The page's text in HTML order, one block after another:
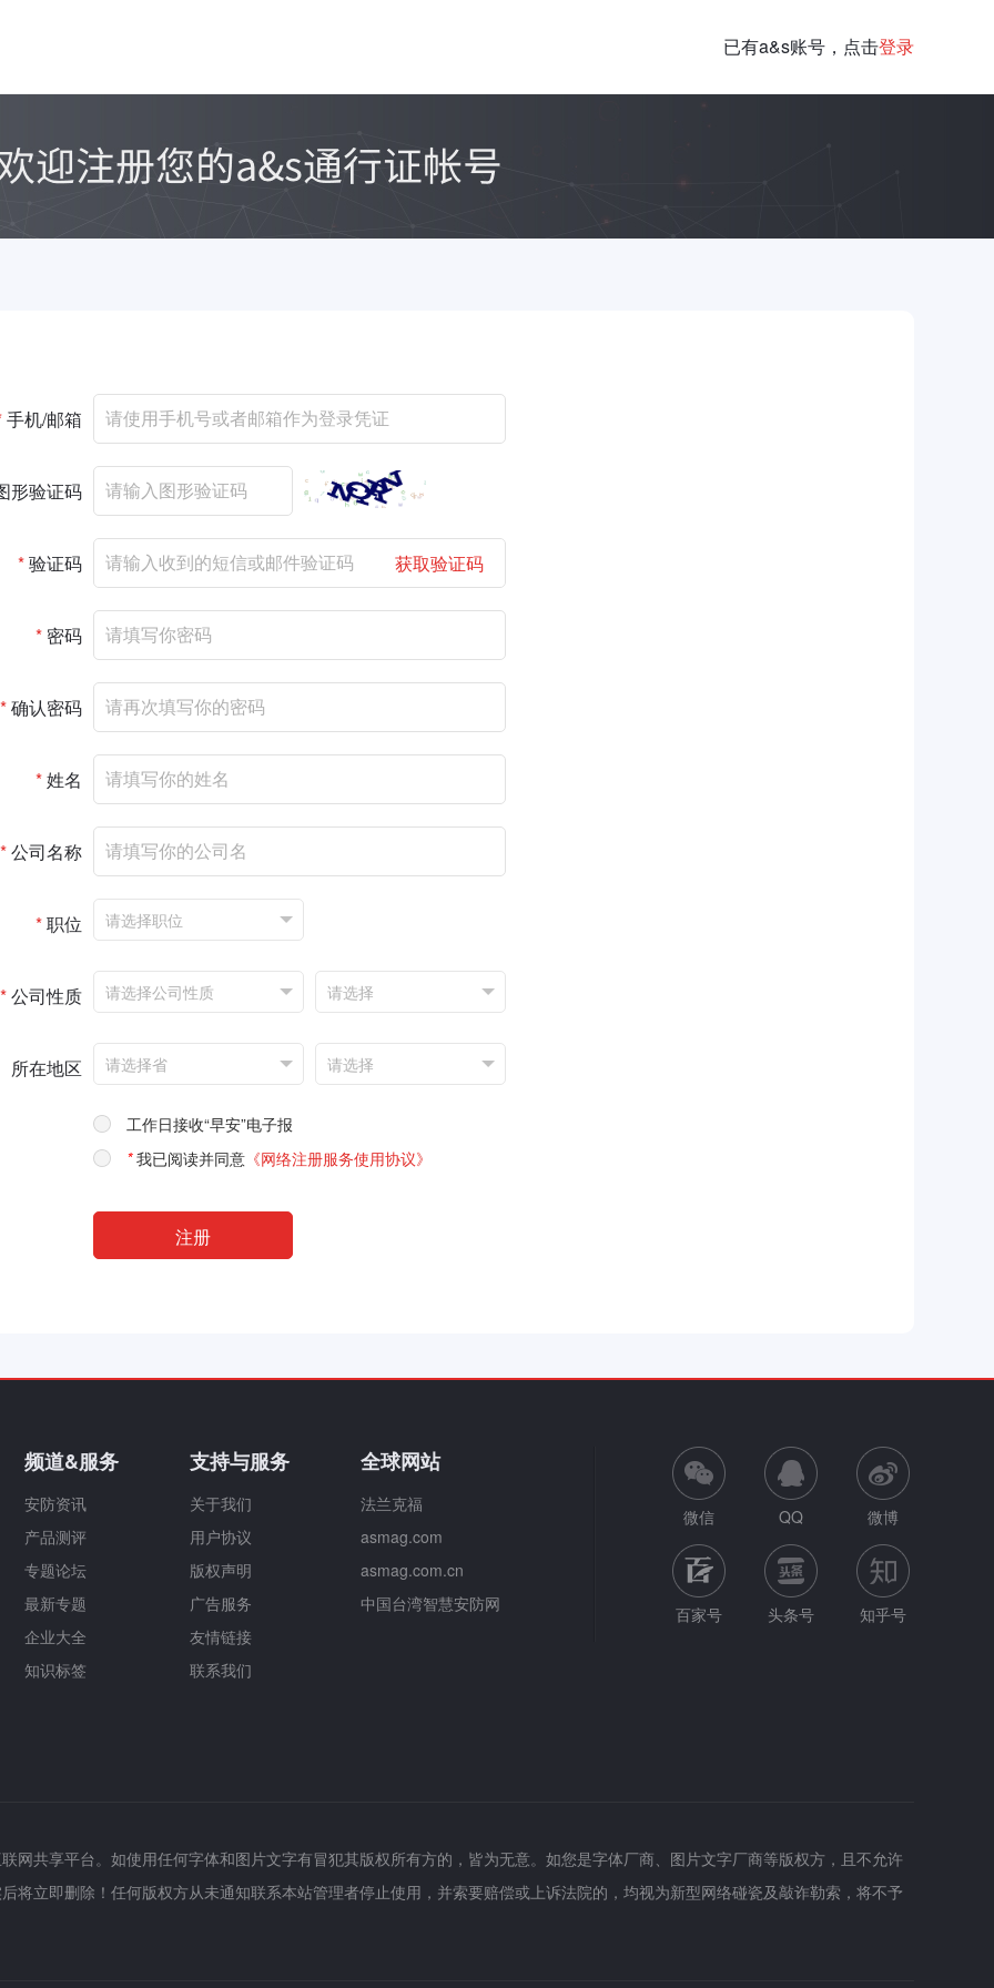
已有a&s账号，点击登录
手机/邮箱
形验证码
*验证码 获取验证码
* 密码
*确认密码
*姓名
*公司名称
*职位
*公司性质
所在地区
工作日接收“早安”电子报
*我已阅读并同意 《网络注册服务使用协议》
频道&服务
安防资讯
产品测评
专题论坛
最新专题
企业大全
知识标签
支持与服务
关于我们
用户协议
版权声明
广告服务
友情链接
联系我们
全球网站
法兰克福
asmag.com
asmag.com.cn
中国台湾智慧安防网
微信 QQ 微博
百家号 头条号 知乎号
网共享平台。如使用任何字体和图片文字有冒犯其版权所有方的，皆为无意。如您是字体厂商、图片文字厂商等版权方，且不允许
将立即删除！任何版权方从未通知联系本站管理者停止使用，并索要赔偿或上诉法院的，均视为新型网络碰瓷及敲诈勒索，将不予